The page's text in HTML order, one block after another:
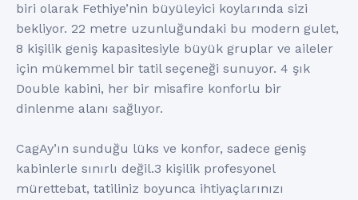
biri olarak Fethiye’nin büyüleyici koylarında sizi
bekliyor. 22 metre uzunluğundaki bu modern gulet,
8 kişilik geniş kapasitesiyle büyük gruplar ve aileler
için mükemmel bir tatil seçeneği sunuyor. 4 şık
Double kabini, her bir misafire konforlu bir
dinlenme alanı sağlıyor.
CagAy’ın sunduğu lüks ve konfor, sadece geniş
kabinlerle sınırlı değil.3 kişilik profesyonel
mürettebat, tatiliniz boyunca ihtiyaçlarınızı